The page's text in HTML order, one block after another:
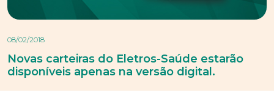
08/02/2018
Novas carteiras do Eletros-Saúde estarão
disponíveis apenas na versão digital.